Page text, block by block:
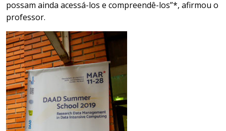
possam ainda acessá-los e compreendê-los”*, afirmou o
professor.